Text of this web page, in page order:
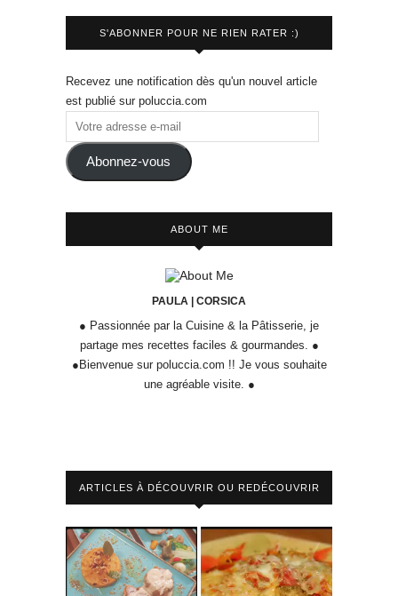
S'ABONNER POUR NE RIEN RATER :)
Recevez une notification dès qu'un nouvel article
est publié sur poluccia.com
Abonnez-vous
ABOUT ME
PAULA | CORSICA
● Passionnée par la Cuisine & la Pâtisserie, je
partage mes recettes faciles & gourmandes. ●
●Bienvenue sur poluccia.com !! Je vous souhaite
une agréable visite. ●
ARTICLES À DÉCOUVRIR OU REDÉCOUVRIR